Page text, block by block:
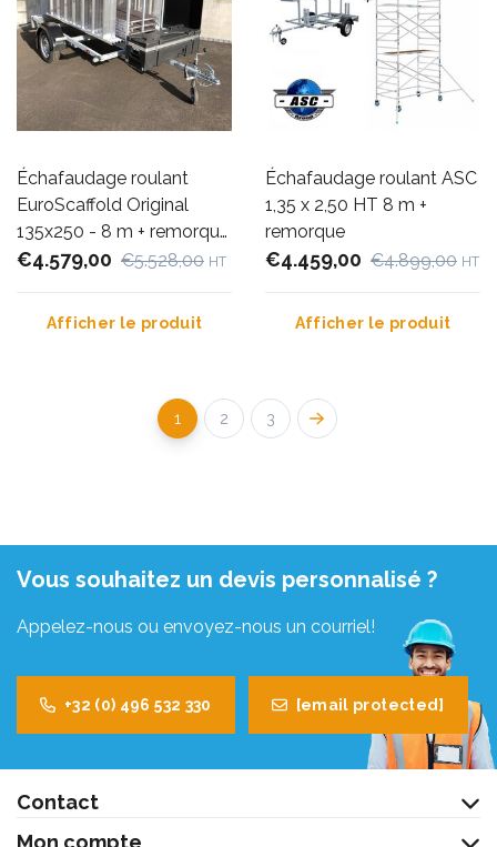
Échafaudage roulant
EuroScaffold Original
135x250 - 8 m + remorque
fermée
€4.579,00 €5.528,00 HT
Afficher le produit
Échafaudage roulant ASC
1,35 x 2,50 HT 8 m +
remorque
€4.459,00 €4.899,00 HT
Afficher le produit
1 2 3
Vous souhaitez un devis personnalisé ?
Appelez-nous ou envoyez-nous un courriel!
+32 (0) 496 532 330 [email protected]
Contact
Mon compte